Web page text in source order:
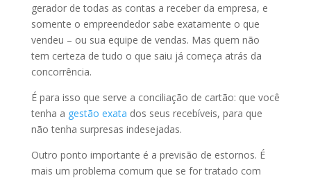
gerador de todas as contas a receber da empresa, e
somente o empreendedor sabe exatamente o que
vendeu – ou sua equipe de vendas. Mas quem não
tem certeza de tudo o que saiu já começa atrás da
concorrência.
É para isso que serve a conciliação de cartão: que você
tenha a gestão exata dos seus recebíveis, para que
não tenha surpresas indesejadas.
Outro ponto importante é a previsão de estornos. É
mais um problema comum que se for tratado com